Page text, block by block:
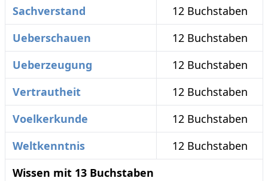
Sachverstand
12 Buchstaben
Ueberschauen
12 Buchstaben
Ueberzeugung
12 Buchstaben
Vertrautheit
12 Buchstaben
Voelkerkunde
12 Buchstaben
Weltkenntnis
12 Buchstaben
Wissen mit 13 Buchstaben